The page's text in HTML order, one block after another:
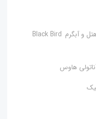
رزرو هتل در ترکیه با آسمان سپید، هتل هتل و آبگرم Black Bird
هاوس